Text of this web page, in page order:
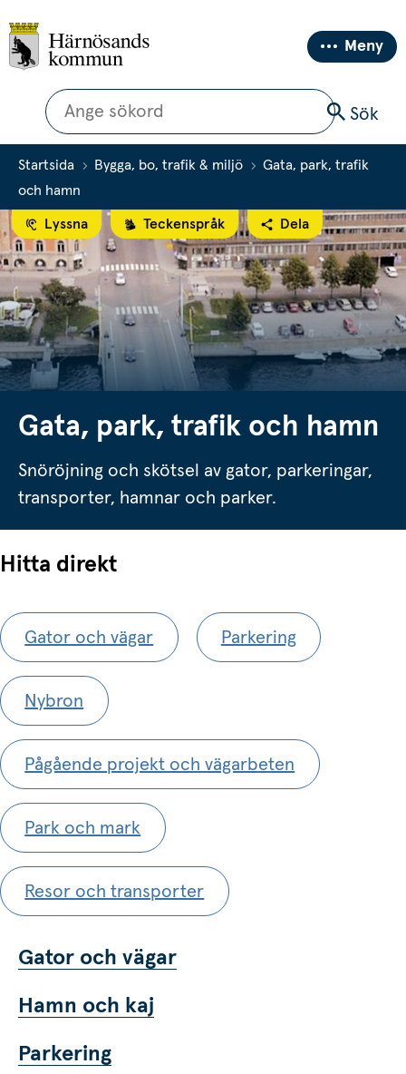
Meny
Sök
Sök
Startsida Bygga, bo, trafik & miljö
Gata, park, trafik
och hamn
Lyssna Teckenspråk Dela
Gata, park, trafik och hamn
Snöröjning och skötsel av gator, parkeringar,
transporter, hamnar och parker.
Hitta direkt
Gator och vägar Parkering
Nybron
Pågående projekt och vägarbeten
Park och mark
Resor och transporter
Gator och vägar
Hamn och kaj
Parkering